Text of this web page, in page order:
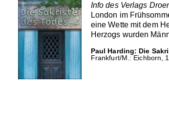
Info des Verlags
London im
eine Wette mit dem
Herzogs wurden
Paul Harding: Die
Frankfurt/M.: Eichborn,